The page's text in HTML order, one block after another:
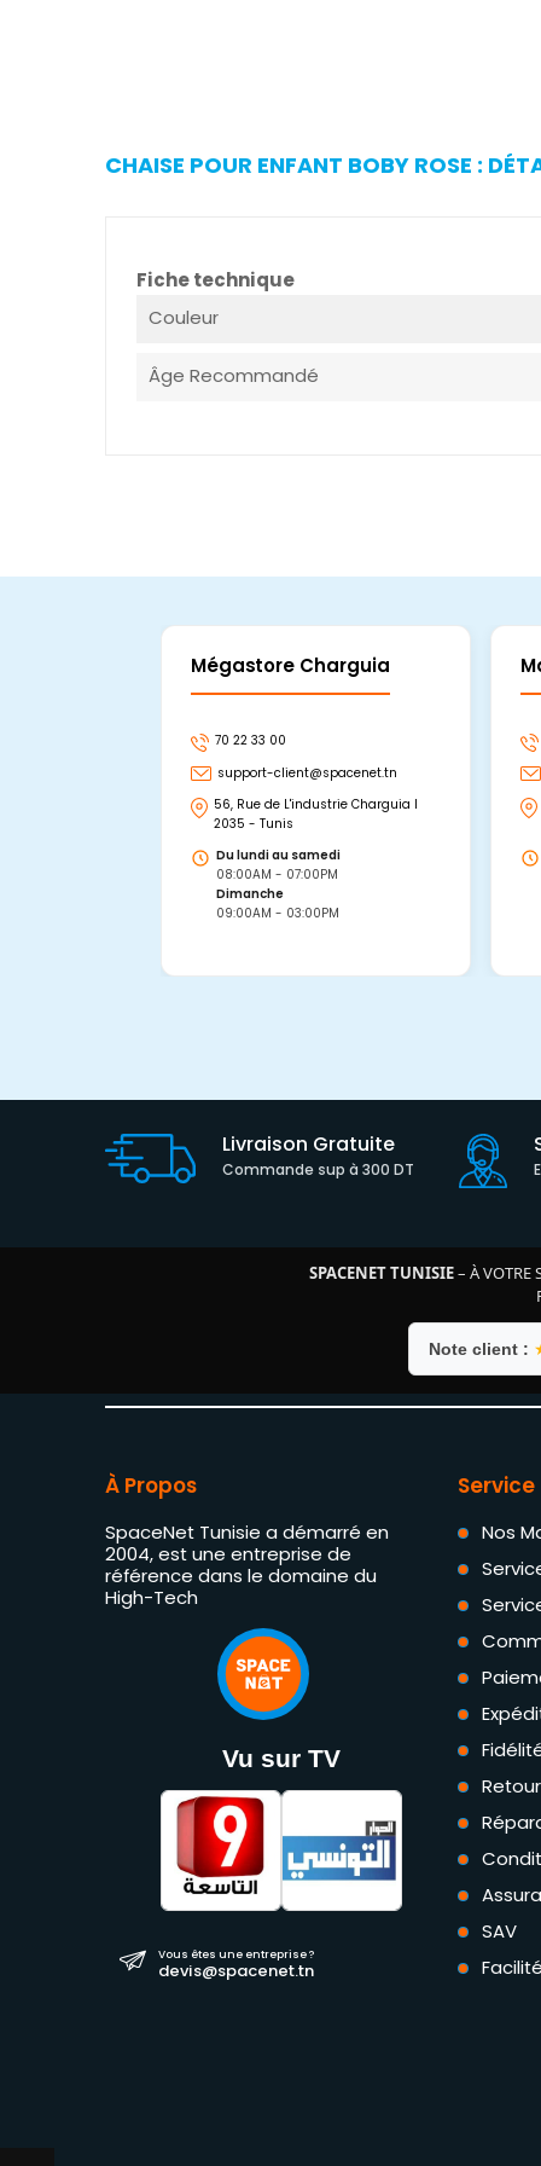
CHAISE POUR ENFANT BOBY ROSE :
Fiche technique
Couleur
Âge Recommandé
Mégastore Charguia
70 22 33 00
support-client@spacenet.tn
56, Rue de L'industrie Charguia I
2035 - Tunis
Du lundi au samedi
08:00AM - 07:00PM
Dimanche
09:00AM - 03:00PM
Livraison Gratuite
Commande sup à 300 DT
SPACENET TUNISIE– À VOTRE
Note client :
À Propos
SpaceNet Tunisie a démarré en
2004, est une entreprise de
référence dans le domaine du
High-Tech
Vu sur TV
Vous êtes une entreprise ?
devis@spacenet.tn
Nos
SAV